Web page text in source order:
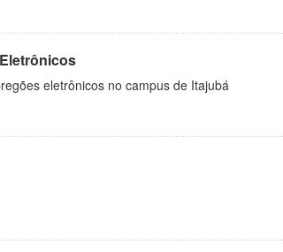
eletrônicos no campus de Itajubá